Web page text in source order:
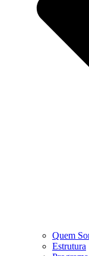
Quem
Estrutura